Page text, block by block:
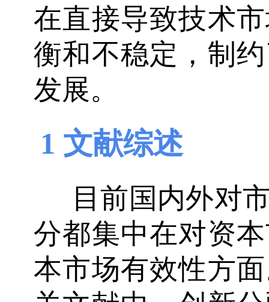
在直接导致技术
衡和不稳定，制
发展。
1 文献综述
目前国内外对
分都集中在对资
本市场有效性方